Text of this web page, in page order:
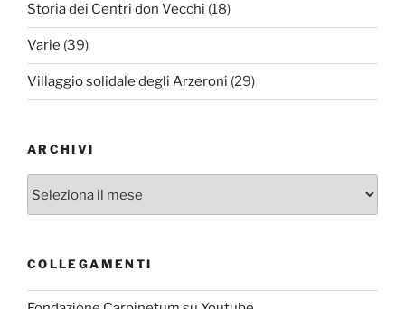
Storia dei Centri don Vecchi (18)
Varie (39)
Villaggio solidale degli Arzeroni (29)
ARCHIVI
Archivi
COLLEGAMENTI